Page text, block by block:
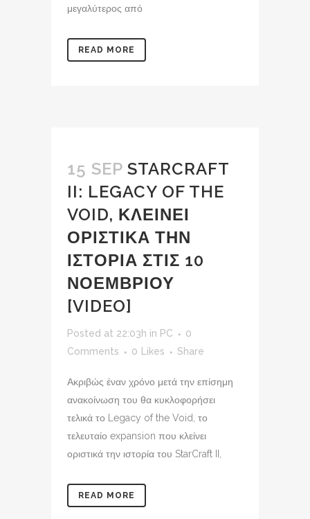
μεγαλύτερος από
READ MORE
15 SEP STARCRAFT
II: LEGACY OF THE
VOID, ΚΛΕΙΝΕΙ
ΟΡΙΣΤΙΚΑ ΤΗΝ
ΙΣΤΟΡΙΑ ΣΤΙΣ 10
ΝΟΕΜΒΡΙΟΥ
[VIDEO]
Posted at 22:03h in PC
0
Comments
0 Likes Share
Ακριβώς έναν χρόνο μετά την επίσημη
ανακοίνωση του θα κυκλοφορήσει
τελικά το Legacy of the Void, το
τελευταίο expansion που κλείνει
οριστικά την ιστορία του StarCraft II,
READ MORE